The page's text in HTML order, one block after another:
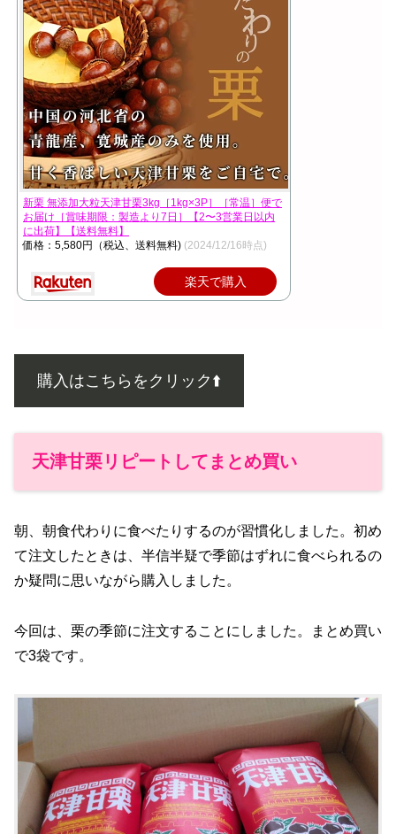
新栗 無添加大粒天津甘栗3kg［1kg×3P］［常温］便で
お届け［賞味期限：製造より7日］【2〜3営業日以内
に出荷】【送料無料】
価格：5,580円（税込、送料無料) (2024/12/16時点)
楽天で購入
購入はこちらをクリック⬆️
天津甘栗リピートしてまとめ買い
朝、朝食代わりに食べたりするのが習慣化しました。初め
て注文したときは、半信半疑で季節はずれに食べられるの
か疑問に思いながら購入しました。
今回は、栗の季節に注文することにしました。まとめ買い
で3袋です。